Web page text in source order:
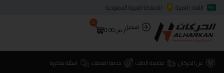
اللغة: العربية
المملكة العربية السعودية
تسجيلر.س0.00
0
عن الحركان متابعة الطلب خدمة العملاء اسئلة متكررة